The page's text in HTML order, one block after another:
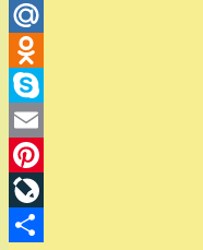
Twitter
Mail.Ru
Odnoklassniki
Skype
Email
Pinterest
LiveJournal